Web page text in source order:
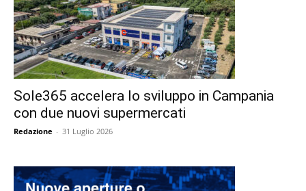
Sole365 accelera lo sviluppo in Campania
con due nuovi supermercati
Redazione - 31 Luglio 2026